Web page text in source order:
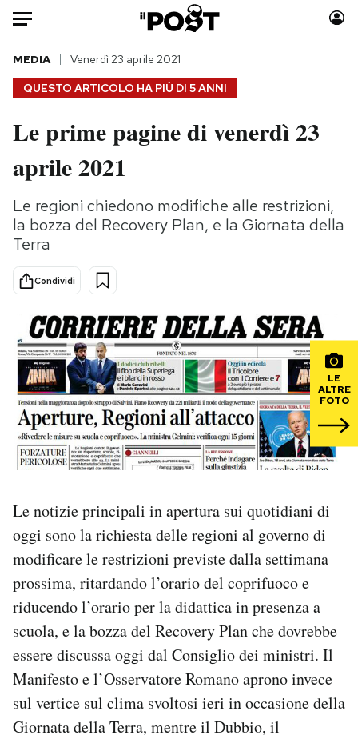
HOME
Italia
Politica
Tecnologia
Internet
Cultura
Economia
Sport
Moda
Storie/Idee
Ok Boomer!
Mondiali calcio 2026
PODCAST
NEWSLETTER
SHOP
CALENDARIO
AREA PERSONALE
Area Personale
Newsletter
Notifiche mobile
QUESTO ARTICOLO HA PIÙ DI 5 ANNI
MEDIA Venerdì 23 aprile 2021
Le prime pagine di venerdì 23
aprile 2021
Le regioni chiedono modifiche alle restrizioni,
la bozza del Recovery Plan, e la Giornata della
Terra
Condividi
LE
ALTRE
FOTO
Le notizie principali in apertura sui quotidiani di
oggi sono la richiesta delle regioni al governo di
modificare le restrizioni previste dalla settimana
prossima, ritardando l’orario del coprifuoco e
riducendo l’orario per la didattica in presenza a
scuola, e la bozza del Recovery Plan che dovrebbe
essere discussa oggi dal Consiglio dei ministri. Il
Manifesto e l’Osservatore Romano aprono invece
sul vertice sul clima svoltosi ieri in occasione della
Giornata della Terra, mentre il Dubbio, il